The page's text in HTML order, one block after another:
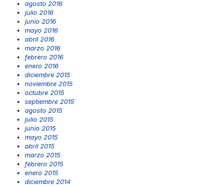
agosto 2016
julio 2016
junio 2016
mayo 2016
abril 2016
marzo 2016
febrero 2016
enero 2016
diciembre 2015
noviembre 2015
octubre 2015
septiembre 2015
agosto 2015
julio 2015
junio 2015
mayo 2015
abril 2015
marzo 2015
febrero 2015
enero 2015
diciembre 2014